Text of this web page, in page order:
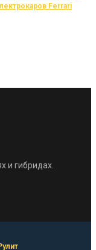
Ferrari
и гибридах.